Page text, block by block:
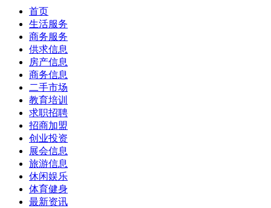
首页
生活服务
商务服务
供求信息
房产信息
商务信息
二手市场
教育培训
求职招聘
招商加盟
创业投资
展会信息
旅游信息
休闲娱乐
体育健身
最新资讯